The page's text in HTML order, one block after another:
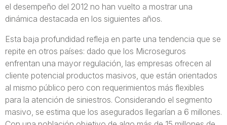
el desempeño del 2012 no han vuelto a mostrar una
dinámica destacada en los siguientes años.
Esta baja profundidad refleja en parte una tendencia que se
repite en otros países: dado que los Microseguros
enfrentan una mayor regulación, las empresas ofrecen al
cliente potencial productos masivos, que están orientados
al mismo público pero con requerimientos más flexibles
para la atención de siniestros. Considerando el segmento
masivo, se estima que los asegurados llegarían a 6 millones.